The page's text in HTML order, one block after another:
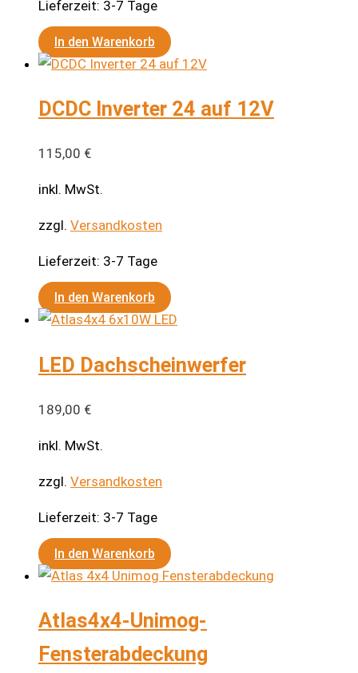
Lieferzeit: 3-7 Tage
In den Warenkorb
DCDC Inverter 24 auf 12V
115,00 €
inkl. MwSt.
zzgl. Versandkosten
Lieferzeit: 3-7 Tage
In den Warenkorb
LED Dachscheinwerfer
189,00 €
inkl. MwSt.
zzgl. Versandkosten
Lieferzeit: 3-7 Tage
In den Warenkorb
Atlas4x4-Unimog-
Fensterabdeckung